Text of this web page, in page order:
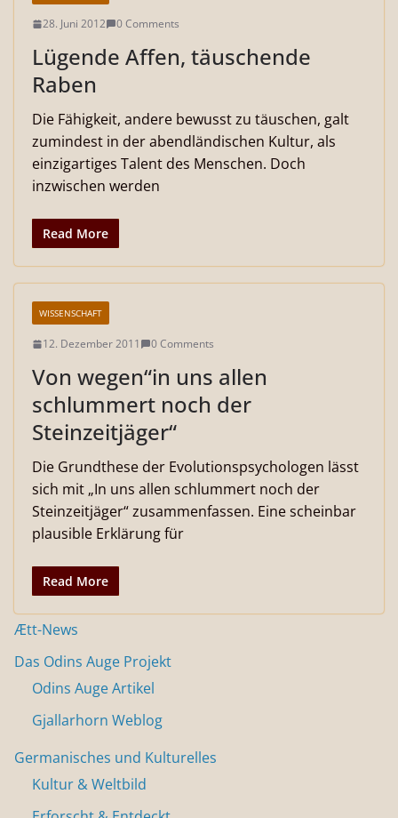
28. Juni 2012 0 Comments
Lügende Affen, täuschende
Raben
Die Fähigkeit, andere bewusst zu täuschen, galt
zumindest in der abendländischen Kultur, als
einzigartiges Talent des Menschen. Doch
inzwischen werden
Read More
WISSENSCHAFT
12. Dezember 2011 0 Comments
Von wegen“in uns allen
schlummert noch der
Steinzeitjäger“
Die Grundthese der Evolutionspsychologen lässt
sich mit „In uns allen schlummert noch der
Steinzeitjäger“ zusammenfassen. Eine scheinbar
plausible Erklärung für
Read More
Ætt-News
Das Odins Auge Projekt
Odins Auge Artikel
Gjallarhorn Weblog
Germanisches und Kulturelles
Kultur & Weltbild